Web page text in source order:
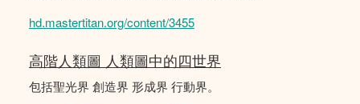
hd.mastertitan.org/content/3455
高階人類圖 人類圖中的四世界
包括聖光界 創造界 形成界 行動界。